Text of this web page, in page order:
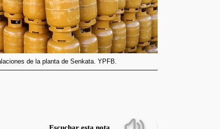
de la planta de Senkata. YPFB.
Escuchar esta nota